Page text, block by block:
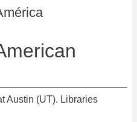
Austin (UT). Libraries